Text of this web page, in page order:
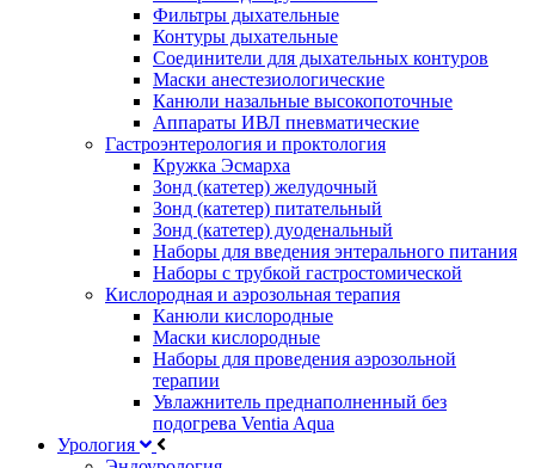
Фильтры дыхательные
Контуры дыхательные
Соединители для дыхательных контуров
Маски анестезиологические
Канюли назальные высокопоточные
Аппараты ИВЛ пневматические
Гастроэнтерология и проктология
Кружка Эсмарха
Зонд (катетер) желудочный
Зонд (катетер) питательный
Зонд (катетер) дуоденальный
Наборы для введения энтерального питания
Наборы с трубкой гастростомической
Кислородная и аэрозольная терапия
Канюли кислородные
Маски кислородные
Наборы для проведения аэрозольной
терапии
Увлажнитель преднаполненный без
подогрева Ventia Aqua
Урология